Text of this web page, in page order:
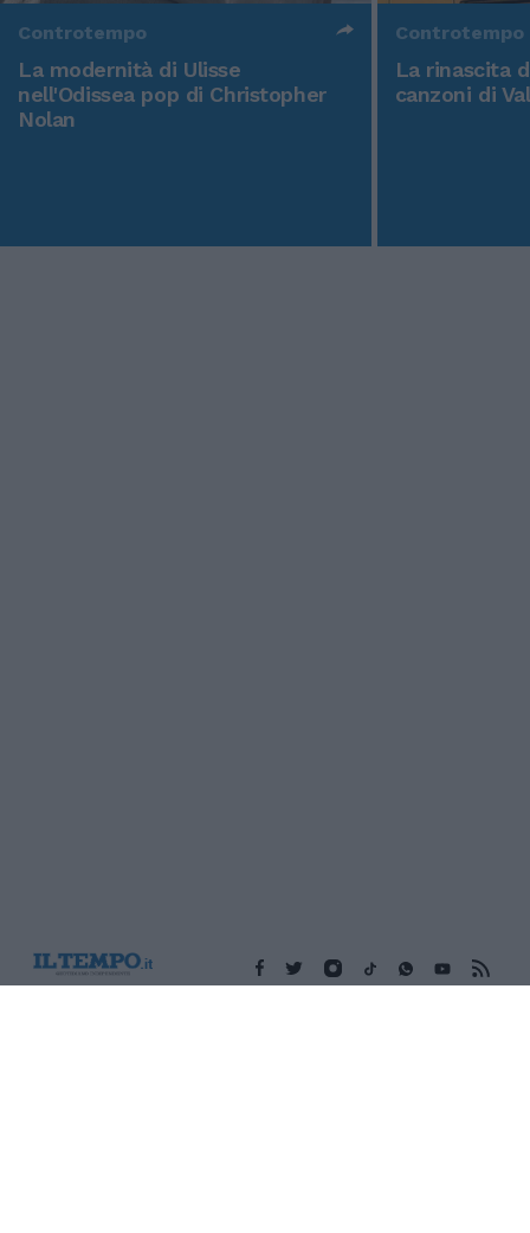
Controtempo
La modernità di Ulisse
nell'Odissea pop di Christopher
Nolan
Controtempo
La rinascita
canzoni di